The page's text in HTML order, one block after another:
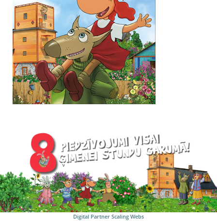
Digital Partner Scaling Webs